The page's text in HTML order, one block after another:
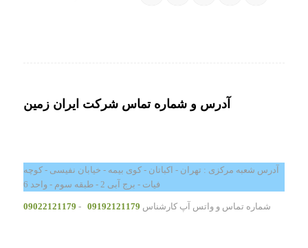
آدرس و شماره تماس شرکت ایران زمین
آدرس شعبه مرکزی : تهران - اکباتان - کوی بیمه - خیابان نفیسی - کوچه
فیات - برج آبی 2 - طبقه سوم - واحد 6
شماره تماس و واتس آپ کارشناس 09192121179
-
09022121179